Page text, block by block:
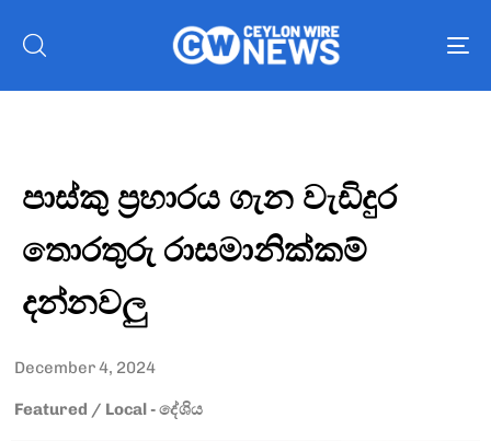
පාස්කු ප්‍රහාරය ගැන වැඩිදුර
තොරතුරු රාසමානික්කම්
දන්නවලු
December 4, 2024
Featured / Local - දේශිය